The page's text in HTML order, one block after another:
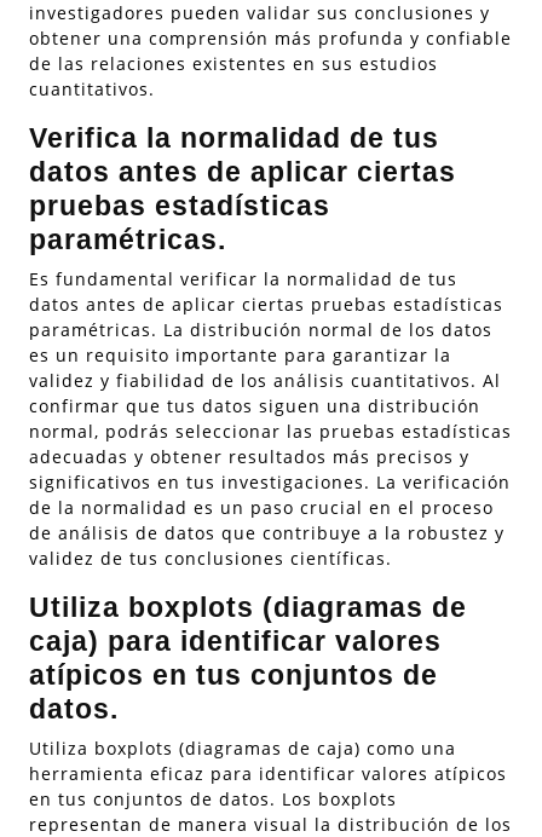
investigadores pueden validar sus conclusiones y
obtener una comprensión más profunda y confiable
de las relaciones existentes en sus estudios
cuantitativos.
Verifica la normalidad de tus
datos antes de aplicar ciertas
pruebas estadísticas
paramétricas.
Es fundamental verificar la normalidad de tus
datos antes de aplicar ciertas pruebas estadísticas
paramétricas. La distribución normal de los datos
es un requisito importante para garantizar la
validez y fiabilidad de los análisis cuantitativos. Al
confirmar que tus datos siguen una distribución
normal, podrás seleccionar las pruebas estadísticas
adecuadas y obtener resultados más precisos y
significativos en tus investigaciones. La verificación
de la normalidad es un paso crucial en el proceso
de análisis de datos que contribuye a la robustez y
validez de tus conclusiones científicas.
Utiliza boxplots (diagramas de
caja) para identificar valores
atípicos en tus conjuntos de
datos.
Utiliza boxplots (diagramas de caja) como una
herramienta eficaz para identificar valores atípicos
en tus conjuntos de datos. Los boxplots
representan de manera visual la distribución de los